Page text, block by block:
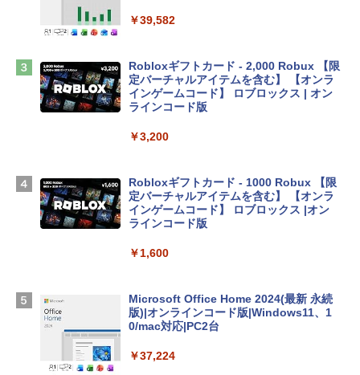
ンケース Dell NEC Lavie ASUS HP dyna
￥2,952
Apple 2026 MacBook Air M5チップ搭載
igence、13.6インチLiquid Retinaディ
ームカメラ、日本語キーボード、Touch I
D - ミッドナイト
￥314,800
SSD インテル Core 5
￥129,800
￥39,582
Robloxギフトカード - 2,000 Robux 【限
定バーチャルアイテムを含む】 【オンラ
インゲームコード】 ロブロックス | オン
ラインコード版
￥3,200
Robloxギフトカード - 1000 Robux 【限
定バーチャルアイテムを含む】 【オンラ
インゲームコード】 ロブロックス |オン
ラインコード版
￥1,600
Microsoft Office Home 2024(最新 永続
版)|オンラインコード版|Windows11、1
0/mac対応|PC2台
￥37,224